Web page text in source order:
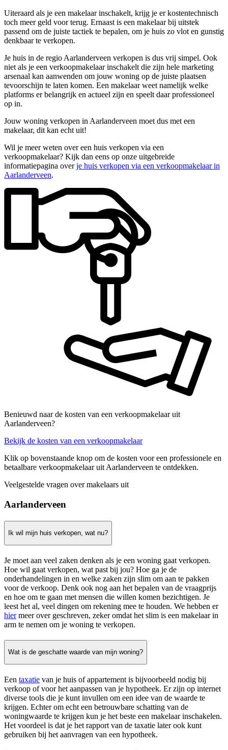
Uiteraard als je een makelaar inschakelt, krijg je er kostentechnisch
toch meer geld voor terug. Ernaast is een makelaar bij uitstek
passend om de juiste tactiek te bepalen, om je huis zo vlot en gunstig
denkbaar te verkopen.
Je huis in de regio Aarlanderveen verkopen is dus vrij simpel. Ook
niet als je een verkoopmakelaar inschakelt die zijn hele marketing
arsenaal kan aanwenden om jouw woning op de juiste plaatsen
tevoorschijn te laten komen. Een makelaar weet namelijk welke
platforms er belangrijk en actueel zijn en speelt daar professioneel
op in.
Jouw woning verkopen in Aarlanderveen moet dus met een
makelaar, dit kan echt uit!
Wil je meer weten over een huis verkopen via een
verkoopmakelaar? Kijk dan eens op onze uitgebreide
informatiepagina overje huis verkopen via een verkoopmakelaar in
Aarlanderveen.
Benieuwd naar de kosten van een verkoopmakelaar uit
Aarlanderveen?
Bekijk de kosten van een verkoopmakelaar
Klik op bovenstaande knop om de kosten voor een professionele en
betaalbare verkoopmakelaar uit Aarlanderveen te ontdekken.
Veelgestelde vragen over makelaars uit
Aarlanderveen
Ik wil mijn huis verkopen, wat nu?
Je moet aan veel zaken denken als je een woning gaat verkopen.
Hoe wil gaat verkopen, wat past bij jou? Hoe ga je de
onderhandelingen in en welke zaken zijn slim om aan te pakken
voor de verkoop. Denk ook nog aan het bepalen van de vraagprijs
en hoe om te gaan met mensen die willen komen bezichtigen. Je
leest het al, veel dingen om rekening mee te houden. We hebben er
hiermeer over geschreven, zeker omdat het slim is een makelaar in
arm te nemen om je woning te verkopen.
Wat is de geschatte waarde van mijn woning?
Een taxatie van je huis of appartement is bijvoorbeeld nodig bij
verkoop of voor het aanpassen van je hypotheek. Er zijn op internet
diverse tools die je kunt invullen om een idee van de waarde te
krijgen. Echter om echt een betrouwbare schatting van de
woningwaarde te krijgen kun je het beste een makelaar inschakelen.
Het voordeel is dat je het rapport van de taxatie later ook kunt
gebruiken bij het aanvragen van een hypotheek.